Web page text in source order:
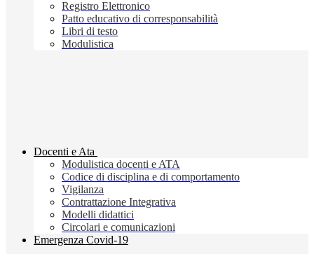
Registro Elettronico
Patto educativo di corresponsabilità
Libri di testo
Modulistica
Docenti e Ata
Modulistica docenti e ATA
Codice di disciplina e di comportamento
Vigilanza
Contrattazione Integrativa
Modelli didattici
Circolari e comunicazioni
Emergenza Covid-19